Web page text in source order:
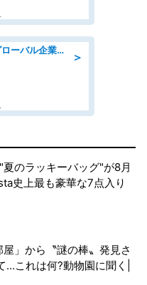
＞
9月開始/「土日祝休み」グローバル企業での産業保健のお仕事/保健師/高時給/残業なし/服装自由
のラッキーバッグ"が8月
史上最も豪華な7点入り
屋」から〝謎の棒〟発見さ
これは何?動物園に聞く|